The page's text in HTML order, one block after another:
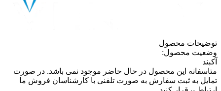
توضیحات محصول
وضعیت محصول:
آکبند
متاسفانه این محصول در حال حاضر موجود نمی باشد. در صورت
تمایل به ثبت سفارش به صورت تلفنی با کارشناسان فروش ما